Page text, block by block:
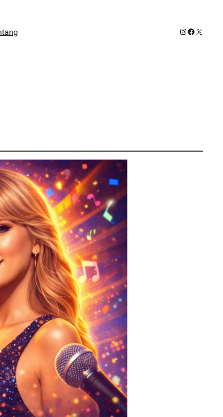
Instagram
Facebook
X